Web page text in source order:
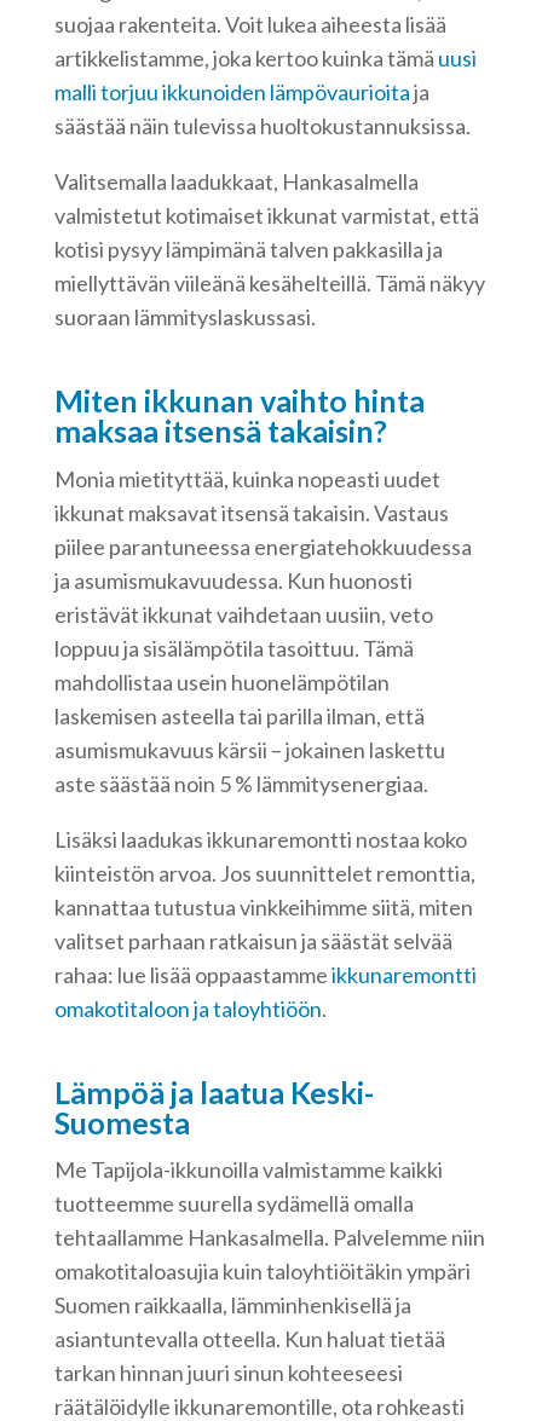
suojaa rakenteita. Voit lukea aiheesta lisää
artikkelistamme, joka kertoo kuinka tämä uusi
malli torjuu ikkunoiden lämpövaurioitaja
säästää näin tulevissa huoltokustannuksissa.
Valitsemalla laadukkaat, Hankasalmella
valmistetut kotimaiset ikkunat varmistat, että
kotisi pysyy lämpimänä talven pakkasilla ja
miellyttävän viileänä kesähelteillä. Tämä näkyy
suoraan lämmityslaskussasi.
Miten ikkunan vaihto hinta
maksaa itsensä takaisin?
Monia mietityttää, kuinka nopeasti uudet
ikkunat maksavat itsensä takaisin. Vastaus
piilee parantuneessa energiatehokkuudessa
ja asumismukavuudessa. Kun huonosti
eristävät ikkunat vaihdetaan uusiin, veto
loppuu ja sisälämpötila tasoittuu. Tämä
mahdollistaa usein huonelämpötilan
laskemisen asteella tai parilla ilman, että
asumismukavuus kärsii – jokainen laskettu
aste säästää noin 5 % lämmitysenergiaa.
Lisäksi laadukas ikkunaremontti nostaa koko
kiinteistön arvoa. Jos suunnittelet remonttia,
kannattaa tutustua vinkkeihimme siitä, miten
valitset parhaan ratkaisun ja säästät selvää
rahaa: lue lisää oppaastammeikkunaremontti
omakotitaloon ja taloyhtiöön.
Lämpöä ja laatua Keski-
Suomesta
Me Tapijola-ikkunoilla valmistamme kaikki
tuotteemme suurella sydämellä omalla
tehtaallamme Hankasalmella. Palvelemme niin
omakotitaloasujia kuin taloyhtiöitäkin ympäri
Suomen raikkaalla, lämminhenkisellä ja
asiantuntevalla otteella. Kun haluat tietää
tarkan hinnan juuri sinun kohteeseesi
räätälöidylle ikkunaremontille, ota rohkeasti